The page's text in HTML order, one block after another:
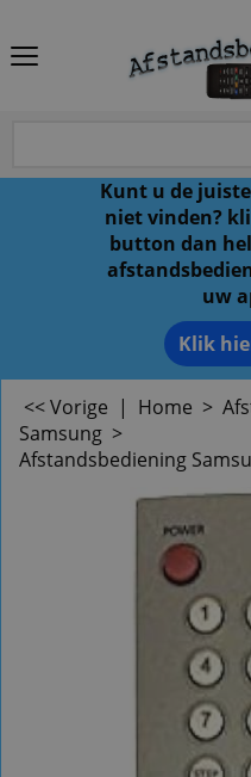
Kunt u de
niet vinden?
button dan
uw
Klik
<< Vorige | Home >
Samsung >
Afstandsbediening